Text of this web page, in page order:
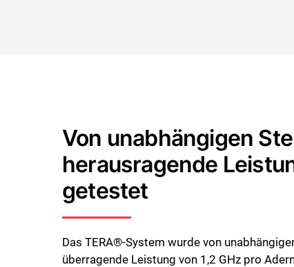
Von unabhängigen
herausragende
getestet
Das TERA®-System wurde von
überragende Leistung von 1,2 GHz pro